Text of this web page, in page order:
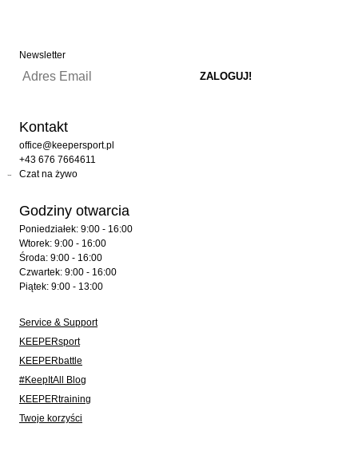
Newsletter
Kontakt
office@keepersport.pl
+43 676 7664611
Czat na żywo
Godziny otwarcia
Poniedziałek: 9:00 - 16:00
Wtorek: 9:00 - 16:00
Środa: 9:00 - 16:00
Czwartek: 9:00 - 16:00
Piątek: 9:00 - 13:00
Service & Support
KEEPERsport
KEEPERbattle
#KeepItAll Blog
KEEPERtraining
Twoje korzyści